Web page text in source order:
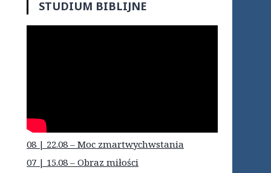
STUDIUM BIBLIJNE
08 | 22.08 – Moc zmartwychwstania
07 | 15.08 – Obraz miłości